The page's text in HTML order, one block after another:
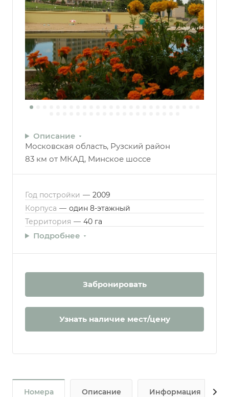
Описание
Московская область, Рузский район
83 км от МКАД, Минское шоссе
Год постройки — 2009
Корпуса — один 8-этажный
Территория — 40 га
Подробнее
Забронировать
Узнать наличие мест/цену
Номера Описание Информация